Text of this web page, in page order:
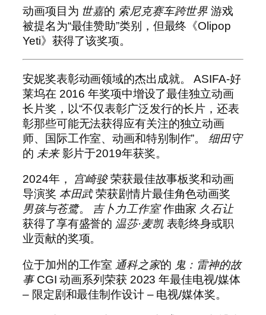
动画项目为 世嘉的 索尼克赛车跨世界 游戏
被提名为“最佳赞助”类别，但最终《Olipop
Yeti》获得了该奖项。
安妮奖表彰动画领域的杰出成就。 ASIFA-好
莱坞在 2016 年奖项中增设了最佳独立动画
长片奖，以“不仅表彰广泛发行的长片，还表
彰那些可能无法获得应有关注的独立动画
师、国际工作室、动画和特别制作”。 细田守
的 未来影片于2019年获奖。
2024年， 宫崎骏荣获最佳故事板奖和动画
导演奖 本田武荣获剧情片最佳角色动画奖
男孩与苍鹭。 吉卜力工作室作曲家 久石让
获得了享有盛誉的 温莎·麦凯表彰终身或职
业贡献的奖项。
位于加州的工作室 通科之家的 鬼：雷神的故
事CGI 动画系列荣获 2023 年最佳电视/媒体
– 限定剧和最佳制作设计 – 电视/媒体奖。